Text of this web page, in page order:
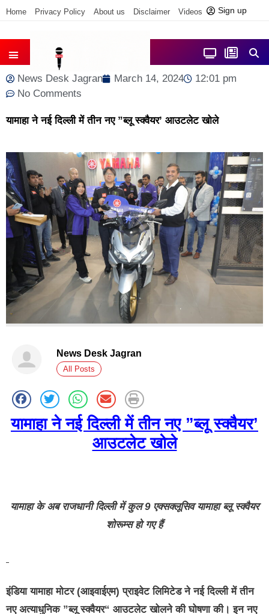
Home Privacy Policy About us Disclaimer Videos Contact us
Sign up
News Desk Jagran March 14, 2024
12:01 pm
No Comments
यामाहा ने नई दिल्ली में तीन नए ”ब्लू स्क्वैयर’ आउटलेट खोले
News Desk Jagran
All Posts
यामाहा ने नई दिल्ली में तीन नए ”ब्लू स्क्वैयर’
आउटलेट खोले
यामाहा के अब राजधानी दिल्‍ली में कुल9 एक्सक्लूसिव यामाहा ब्लू स्क्वैयर
शोरूम्स हो गए हैं
इंडिया यामाहा मोटर (आइवाईएम) प्राइवेट लिमिटेड ने नई दिल्ली में तीन
नए अत्याधुनिक ”ब्लू स्क्वैयर“ आउटलेट खोलने की घोषणा की। इन नए